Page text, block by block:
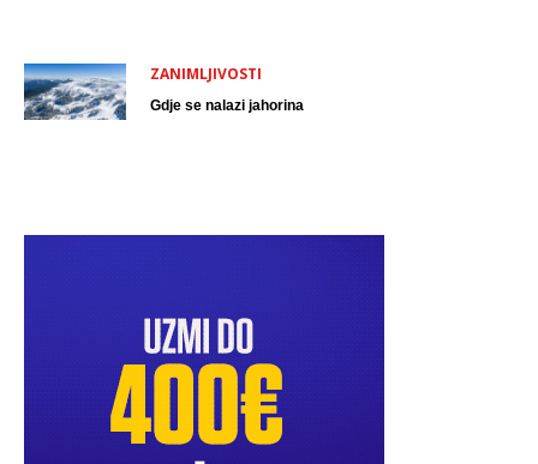
ZANIMLJIVOSTI
Gdje se nalazi jahorina